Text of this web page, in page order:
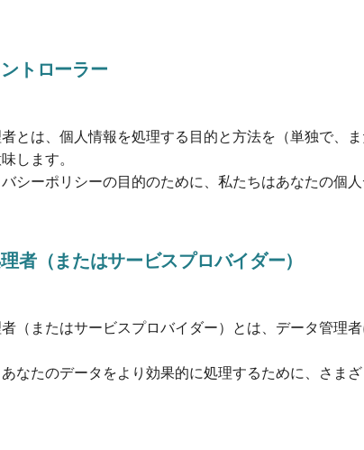
トローラー
とは、個人情報を処理する目的と方法を（単独で、
します。
シーポリシーの目的のために、私たちはあなたの個
者（またはサービスプロバイダー）
（またはサービスプロバイダー）とは、データ管理
なたのデータをより効果的に処理するために、さま